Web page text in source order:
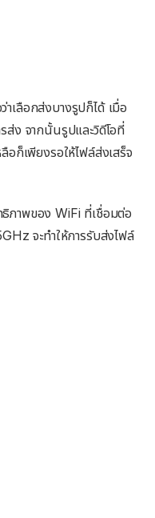
าเลือกส่งบางรูปก็ได้ เมื่อ
ส่ง จากนั้นรูปและวิดีโอที่
อก็เพียงรอให้ไฟล์ส่งเสร็จ
ภาพของ WiFi ที่เชื่อมต่อ
จะทำให้การรับส่งไฟล์